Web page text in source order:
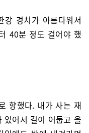
경치가 아름다워서
40분 정도 걸어야 했
향했다. 내가 사는 재
있어서 길이 어둡고 을